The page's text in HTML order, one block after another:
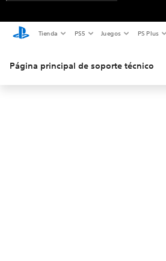
Tienda PS5 Juegos PS Plus
Página principal de soporte técnico